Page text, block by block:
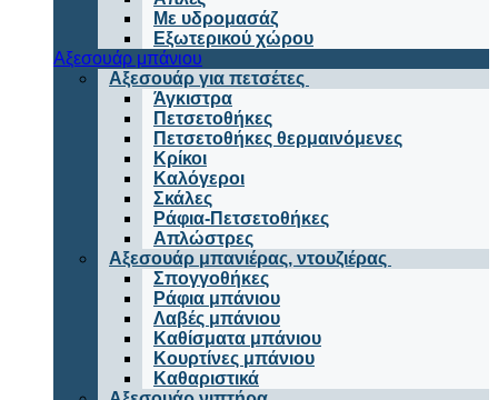
Με υδρομασάζ
Εξωτερικού χώρου
Αξεσουάρ μπάνιου
Αξεσουάρ για πετσέτες
Άγκιστρα
Πετσετοθήκες
Πετσετοθήκες θερμαινόμενες
Κρίκοι
Καλόγεροι
Σκάλες
Ράφια-Πετσετοθήκες
Απλώστρες
Αξεσουάρ μπανιέρας, ντουζιέρας
Σπογγοθήκες
Ράφια μπάνιου
Λαβές μπάνιου
Καθίσματα μπάνιου
Κουρτίνες μπάνιου
Καθαριστικά